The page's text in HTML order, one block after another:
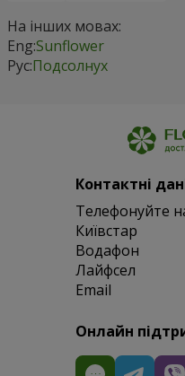
На інших мовах:
Eng:Sunflower
Рус:Подсолнух
Контактні
Телефонуйте
Київстар
Водафон
Лайфсел
Email
Онлайн